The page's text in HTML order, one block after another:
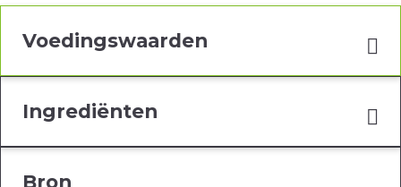
Voedingswaarden
Ingrediënten
Bron